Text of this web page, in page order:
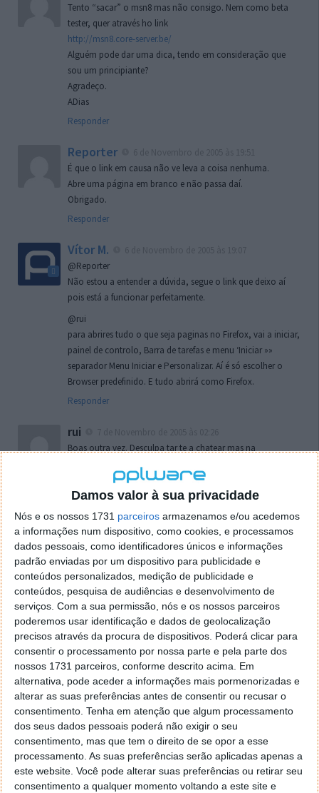
Damos valor à sua privacidade
Nós e os nossos 1731 parceiros armazenamos e/ou acedemos
a informações num dispositivo, como cookies, e processamos
dados pessoais, como identificadores únicos e informações
padrão enviadas por um dispositivo para publicidade e
conteúdos personalizados, medição de publicidade e
conteúdos, pesquisa de audiências e desenvolvimento de
serviços. Com a sua permissão, nós e os nossos parceiros
poderemos usar identificação e dados de geolocalização
precisos através da procura de dispositivos. Poderá clicar para
consentir o processamento por nossa parte e pela parte dos
nossos 1731 parceiros, conforme descrito acima. Em
alternativa, pode aceder a informações mais pormenorizadas e
alterar as suas preferências antes de consentir ou recusar o
consentimento. Tenha em atenção que algum processamento
dos seus dados pessoais poderá não exigir o seu
consentimento, mas que tem o direito de se opor a esse
processamento. As suas preferências serão aplicadas apenas a
este website. Você pode alterar suas preferências ou retirar seu
consentimento a qualquer momento voltando a este site e
Tento “sacar” o msn8 mas não consigo. Nem como beta
tester, quer através ho link
http://msn8.core-server.be/
Alguém pode dar uma dica, tendo em consideração que
sou um principiante?
Agradeço.
ADias
Responder
Reporter
É que o link em causa não ve leva a coisa nenhuma.
Abre uma página em branco e não passa daí.
Obrigado.
Responder
Vítor M.
@Reporter
Não estou a entender a dúvida, segue o link que deixo aí
pois está a funcionar perfeitamente.
@rui
para abrires tudo o que seja paginas no Firefox, vai a iniciar,
painel de controlo, Barra de tarefas e menu ‘Iniciar »»
separador Menu Iniciar e Personalizar. Aí é só escolher o
Browser predefinido. E tudo abrirá como Firefox.
Responder
rui
Boas outra vez. Desculpa tar te a chatear mas na
o firefox como browser predefenido
de control tudo e nada. Tou a comecar a desesperar, ate ja
tentei apagar o explorer na tentativa de forçar o uso do
firefox mas em vao. Kaso te lembres de outra dica fico
agradecido, caso contrario obrigado a mesma
Responder
Vítor M.
7 de Novembro de 2005 às 01:39
@Reporter
Desculpa mas o link funciona. Seja como for segue por mail
o MSn Messenger 8.
Responder
Vítor M.
7 de Novembro de 2005 às 11:21
@Rui
Tens de encontrar o que te falei. Faz da seguinte maneira,
janela iniciar e no topo dessa janela com o botão direito do
rato faz propriedades. Depois no separador Menu ‘Iniciar’
clica no botão ‘Personalizar’ aí encontrarás no separador
geral a opção para escolheres o Browser com que queres